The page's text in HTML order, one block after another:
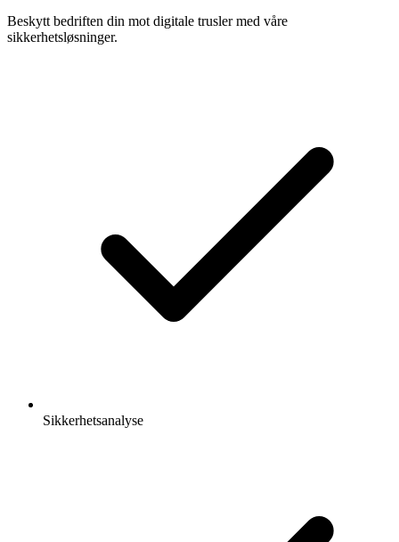
Beskytt bedriften din mot digitale trusler med våre
sikkerhetsløsninger.
Sikkerhetsanalyse